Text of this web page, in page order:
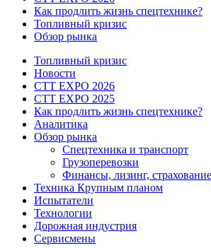
Как продлить жизнь спецтехнике?
Топливный кризис
Обзор рынка
Топливный кризис
Новости
CTT EXPO 2026
CTT EXPO 2025
Как продлить жизнь спецтехнике?
Аналитика
Обзор рынка
Спецтехника и транспорт
Грузоперевозки
Финансы, лизинг, страхование
Техника Крупным планом
Испытатели
Технологии
Дорожная индустрия
Сервисмены